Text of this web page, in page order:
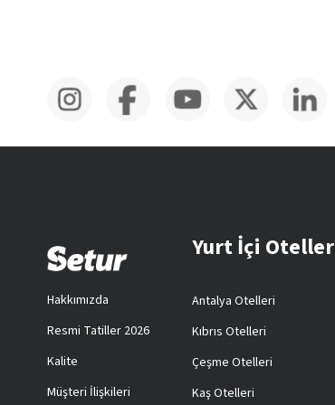
Hakkımızda
Resmi Tatiller 2026
Kalite
Müşteri İlişkileri
Yurt İçi Oteller
Antalya Otelleri
Kıbrıs Otelleri
Çeşme Otelleri
Kaş Otelleri